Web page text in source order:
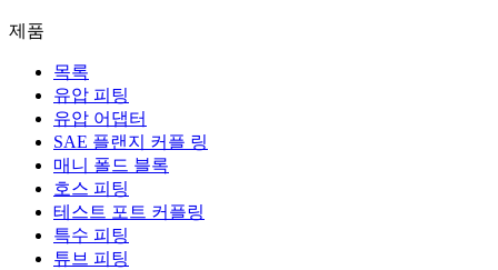
제품
목록
유압 피팅
유압 어댑터
SAE 플랜지 커플 링
매니 폴드 블록
호스 피팅
테스트 포트 커플링
특수 피팅
튜브 피팅